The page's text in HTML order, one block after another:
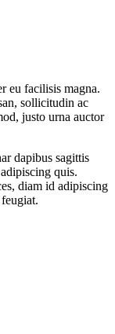
eu facilisis magna.
sollicitudin ac
justo urna auctor
dapibus sagittis
quis.
diam id adipiscing